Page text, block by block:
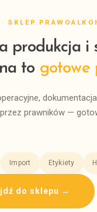
produkcja i
to gotowe
prawników —
Import Etykiety
do sklepu →